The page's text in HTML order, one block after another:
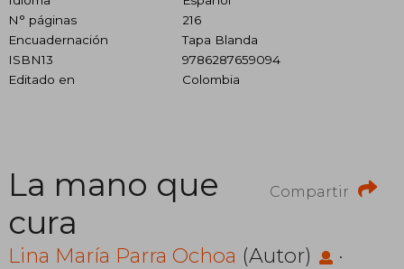
N° páginas
216
Encuadernación
Tapa Blanda
ISBN13
9786287659094
Editado en
Colombia
Compartir
La mano que
cura
Lina María Parra Ochoa (Autor)
·